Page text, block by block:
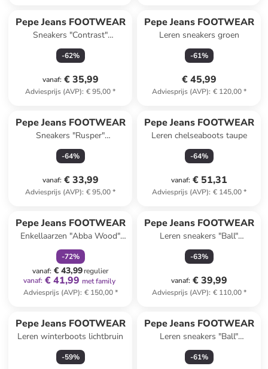
Pepe Jeans FOOTWEAR
Sneakers "Contrast"
zwart/lichtroze
-62%
vanaf: € 35,99
Adviesprijs (AVP): € 95,00*
Pepe Jeans FOOTWEAR
Leren sneakers groen
-61%
€ 45,99
Adviesprijs (AVP): € 120,00*
Pepe Jeans FOOTWEAR
Sneakers "Rusper"
beige/groen/lichtroze
-64%
vanaf: € 33,99
Adviesprijs (AVP): € 95,00*
Pepe Jeans FOOTWEAR
Leren chelseaboots taupe
-64%
vanaf: € 51,31
Adviesprijs (AVP): € 145,00*
Pepe Jeans FOOTWEAR
Enkellaarzen "Abba Wood"
zwart
-72%
vanaf: € 43,99regulier
vanaf: € 41,99 met family
Adviesprijs (AVP): € 150,00*
Pepe Jeans FOOTWEAR
Leren sneakers "Ball"
zwart/bruin
-63%
vanaf: € 39,99
Adviesprijs (AVP): € 110,00*
Pepe Jeans FOOTWEAR
Leren winterboots lichtbruin
-59%
Pepe Jeans FOOTWEAR
Leren sneakers "Ball"
crème/grijs
-61%